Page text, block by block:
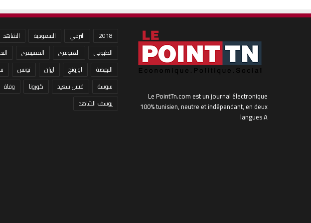
Le PointTn.com est un journal électronique
100% tunisien, neutre et indépendant, en deux
langues A
2018 الترجي السعودية
الشاهد
الطبوبي
الغنوشي المشيشي
النهضة
اورونج ايران تونس
سوسة
قيس سعيد كورونا
وفاة
يوسف الشاهد